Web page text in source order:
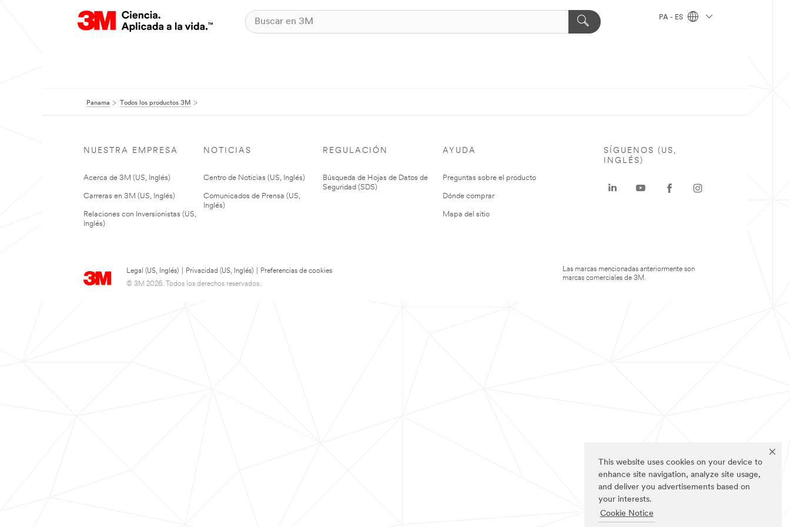
This website uses cookies on your device to
enhance site navigation, analyze site usage,
and deliver you advertisements based on
your interests.
Cookie Notice
PA - ES
Panama Todos los productos 3M
NUESTRA EMPRESA
Acerca de 3M (US, Inglés)
Carreras en 3M (US, Inglés)
Relaciones con Inversionistas (US,
Inglés)
NOTICIAS
Centro de Noticias (US, Inglés)
Comunicados de Prensa (US,
Inglés)
REGULACIÓN
Búsqueda de Hojas de Datos de
Seguridad (SDS)
AYUDA
Preguntas sobre el producto
Dónde comprar
Mapa del sitio
Legal (US, Inglés) Privacidad (US, Inglés)
Preferencias de cookies
© 3M 2026. Todos los derechos reservados..
SÍGUENOS (US,
INGLÉS)
Las marcas mencionadas anteriormente son
marcas comerciales de 3M.